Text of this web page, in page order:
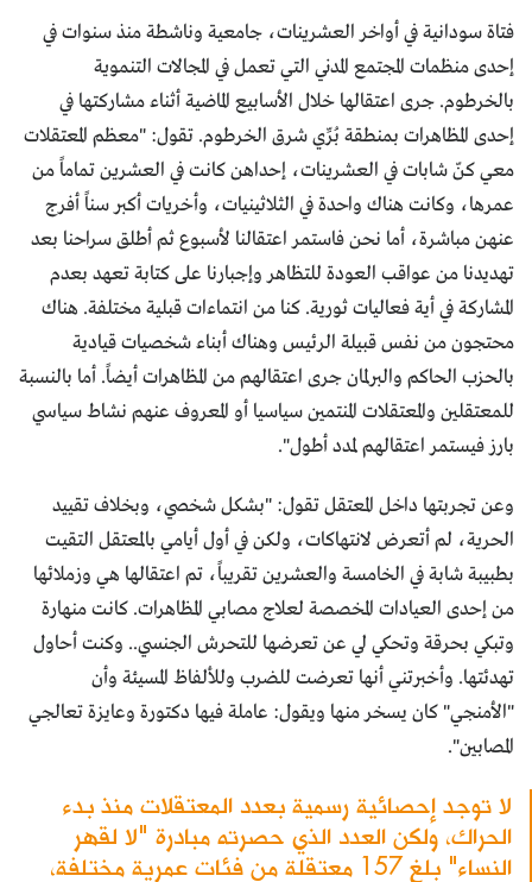
فتاة سودانية في أواخر العشرينات، جامعية وناشطة منذ سنوات في
إحدى منظمات المجتمع المدني التي تعمل في المجالات التنموية
بالخرطوم. جرى اعتقالها خلال الأسابيع الماضية أثناء مشاركتها في
إحدى المظاهرات بمنطقة بُرِّي شرق الخرطوم. تقول: "معظم المعتقلات
معي كنّ شابات في العشرينات، إحداهن كانت في العشرين تماماً من
عمرها، وكانت هناك واحدة في الثلاثينيات، وأخريات أكبر سناً أفرج
عنهن مباشرة، أما نحن فاستمر اعتقالنا لأسبوع ثم أطلق سراحنا بعد
تهديدنا من عواقب العودة للتظاهر وإجبارنا على كتابة تعهد بعدم
المشاركة في أية فعاليات ثورية. كنا من انتماءات قبلية مختلفة. هناك
محتجون من نفس قبيلة الرئيس وهناك أبناء شخصيات قيادية
بالحزب الحاكم والبرلمان جرى اعتقالهم من المظاهرات أيضاً. أما بالنسبة
للمعتقلين والمعتقلات المنتمين سياسيا أو المعروف عنهم نشاط سياسي
بارز فيستمر اعتقالهم لمدد أطول".
وعن تجربتها داخل المعتقل تقول: "بشكل شخصي، وبخلاف تقييد
الحرية، لم أتعرض لانتهاكات، ولكن في أول أيامي بالمعتقل التقيت
بطبيبة شابة في الخامسة والعشرين تقريباً، تم اعتقالها هي وزملائها
من إحدى العيادات المخصصة لعلاج مصابي المظاهرات. كانت منهارة
وتبكي بحرقة وتحكي لي عن تعرضها للتحرش الجنسي.. وكنت أحاول
تهدئتها. وأخبرتني أنها تعرضت للضرب وللألفاظ المسيئة وأن
"الأمنجي" كان يسخر منها ويقول: عاملة فيها دكتورة وعايزة تعالجي
المصابين".
لا توجد إحصائية رسمية بعدد المعتقلات منذ بدء
الحراك، ولكن العدد الذي حصرته مبادرة "لا لقهر
النساء" بلغ 157 معتقلة من فئات عمرية مختلفة،